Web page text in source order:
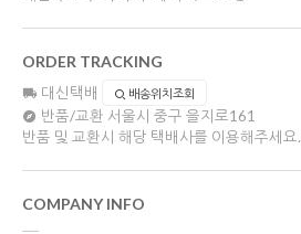
ORDER TRACKING
대신택배 배송위치조회
반품/교환 서울시 중구 을지로161
반품 및 교환시 해당 택배사를 이용해주세요.
COMPANY INFO